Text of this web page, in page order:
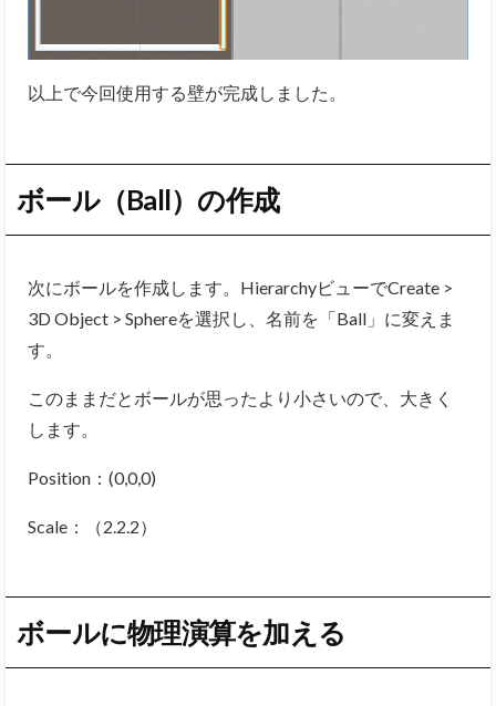
以上で今回使用する壁が完成しました。
ボール（Ball）の作成
次にボールを作成します。HierarchyビューでCreate >
3D Object > Sphereを選択し、名前を「Ball」に変えま
す。
このままだとボールが思ったより小さいので、大きく
します。
Position：(0,0,0)
Scale：（2.2.2）
ボールに物理演算を加える